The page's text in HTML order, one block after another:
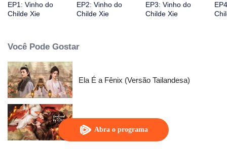
Abra o programa
EP1: Vinho do
Childe Xie
EP2: Vinho do
Childe Xie
EP3: Vinho do
Childe Xie
Você Pode Gostar
Ela É a Fênix (Versão Tailandesa)